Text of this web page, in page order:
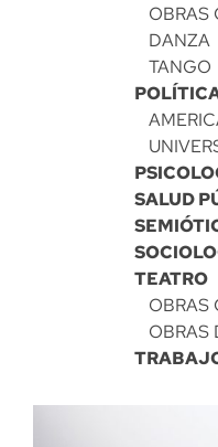
OBRAS
DANZA
TANGO
SALUD
TEATRO
OBRAS
OBRAS